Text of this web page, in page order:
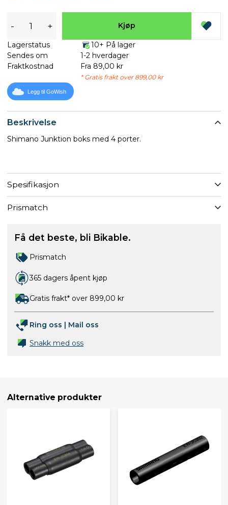
Beskrivelse
Shimano Junktion boks med 4 porter.
Spesifikasjon
Prismatch
- + Kjøp
Lagerstatus
10+ På lager
Sendes om
1-2 hverdager
Fraktkostnad
Fra 89,00 kr
* Gratis frakt over 899,00 kr
Legg til GoWish
Få det beste, bli Bikable.
Prismatch
365 dagers åpent kjøp
Gratis frakt* over 899,00 kr
Ring oss | Mail oss
Snakk med oss
Alternative produkter